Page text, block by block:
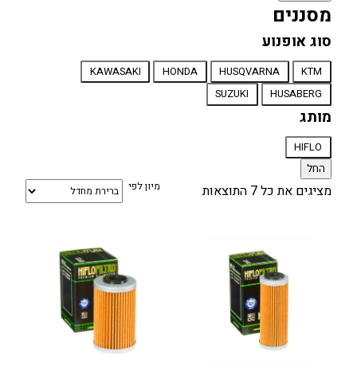
מסננים
סוג אופנוע
סוג
אופנוע
KTM
HUSQVARNA
HONDA
KAWASAKI
HUSABERG
SUZUKI
מותג
מותג
HIFLO
החל
מציגים את כל ⁦7⁩ התוצאות מיון לפי